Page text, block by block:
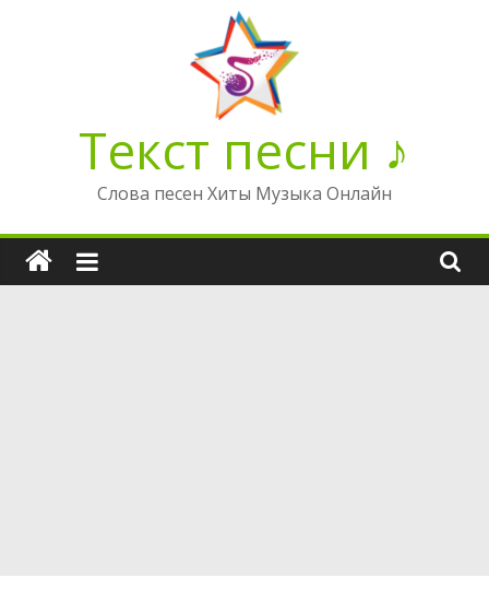
Текст песни ♪
Слова песен Хиты Музыка Онлайн